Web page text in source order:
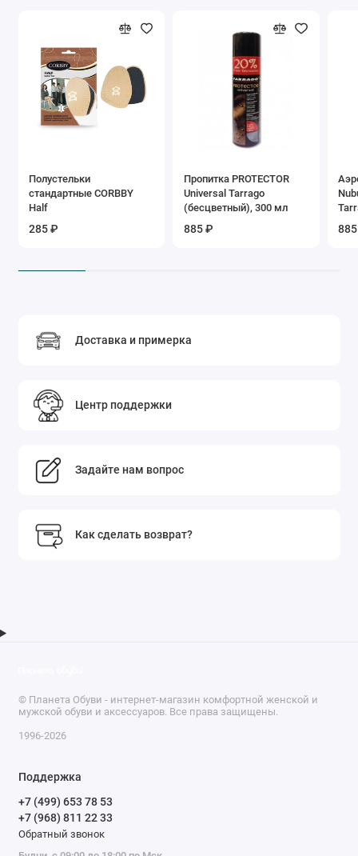
Полустельки
стандартные CORBBY
Half
285 ₽
Пропитка PROTECTOR
Universal Tarrago
(бесцветный), 300 мл
885 ₽
Доставка и примерка
Центр поддержки
Задайте нам вопрос
Как сделать возврат?
© Планета Обуви - интернет-магазин комфортной женской и
мужской обуви и аксессуаров. Все права защищены.
1996-2026
Поддержка
+7 (499) 653 78 53
+7 (968) 811 22 33
Обратный звонок